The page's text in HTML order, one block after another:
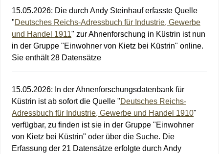
15.05.2026: Die durch Andy Steinhauf erfasste Quelle
"Deutsches Reichs-Adressbuch für Industrie, Gewerbe
und Handel 1911" zur Ahnenforschung in Küstrin ist nun
in der Gruppe "Einwohner von Kietz bei Küstrin" online.
Sie enthält 28 Datensätze
15.05.2026: In der Ahnenforschungsdatenbank für
Küstrin ist ab sofort die Quelle "Deutsches Reichs-
Adressbuch für Industrie, Gewerbe und Handel 1910"
verfügbar, zu finden ist sie in der Gruppe "Einwohner
von Kietz bei Küstrin" oder über die Suche. Die
Erfassung der 21 Datensätze erfolgte durch Andy